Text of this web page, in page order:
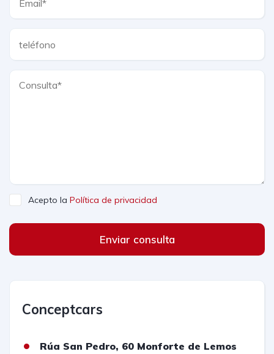
Acepto la Política de privacidad
Enviar consulta
Conceptcars
Rúa San Pedro, 60 Monforte de Lemos